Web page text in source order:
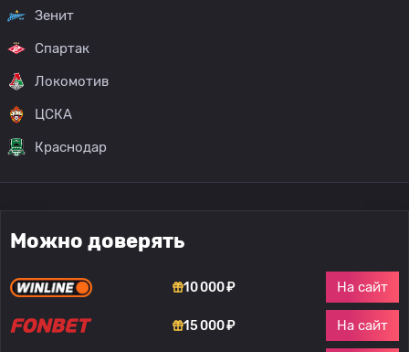
Зенит
Спартак
Локомотив
ЦСКА
Краснодар
Можно доверять
10 000 ₽ На сайт
15 000 ₽ На сайт